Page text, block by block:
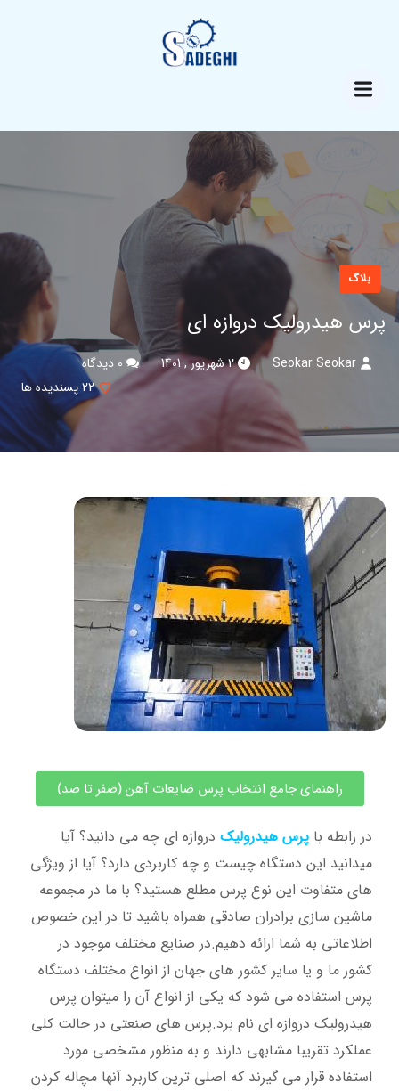
بلاگ
پرس هیدرولیک دروازه ای
Seokar Seokar 2 شهریور , 1401
0 دیدگاه
22پسندیده ها
راهنمای جامع انتخاب پرس ضایعات آهن (صفر تا صد)
در رابطه با پرس هیدرولیک دروازه ای چه می دانید؟ آیا
میدانید این دستگاه چیست و چه کاربردی دارد؟ آیا از ویژگی
های متفاوت این نوع پرس مطلع هستید؟ با ما در مجموعه
ماشین سازی برادران صادقی همراه باشید تا در این خصوص
اطلاعاتی به شما ارائه دهیم.در صنایع مختلف موجود در
کشور ما و یا سایر کشور های جهان از انواع مختلف دستگاه
پرس استفاده می شود که یکی از انواع آن را میتوان پرس
هیدرولیک دروازه ای نام برد.پرس های صنعتی در حالت کلی
عملکرد تقریبا مشابهی دارند و به منظور مشخصی مورد
استفاده قرار می گیرند که اصلی ترین کاربرد آنها مچاله کردن